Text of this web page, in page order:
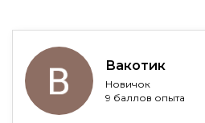
Вакотик
Новичок
9 баллов опыта